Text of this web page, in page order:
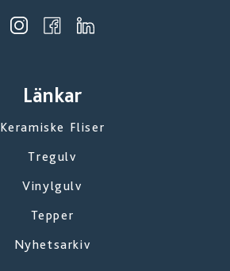
Länkar
Keramiske Fliser
Tregulv
Vinylgulv
Tepper
Nyhetsarkiv